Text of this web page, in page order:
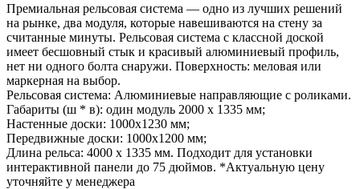
Премиальная рельсовая система — одно из лучших решений
на рынке, два модуля, которые навешиваются на стену за
считанные минуты. Рельсовая система с классной доской
имеет бесшовный стык и красивый алюминиевый профиль,
нет ни одного болта снаружи. Поверхность: меловая или
маркерная на выбор.
Рельсовая система: Алюминиевые направляющие с роликами.
Габариты (ш * в): один модуль 2000 x 1335 мм;
Настенные доски: 1000x1230 мм;
Передвижные доски: 1000x1200 мм;
Длина рельса: 4000 x 1335 мм. Подходит для установки
интерактивной панели до 75 дюймов. *Актуальную цену
уточняйте у менеджера